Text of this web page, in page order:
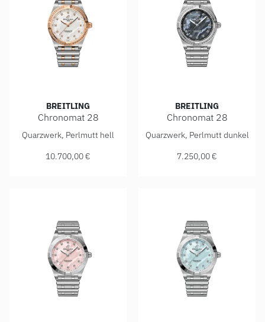
BREITLING
Chronomat 28
Breitling Chronomat 28, Ref: U72310531A1U1, Preis:
Quarzwerk, Perlmutt hell
10.700,00 €
BREITLING
Chronomat 28
Breitling Chronomat 28,
Quarzwerk, Perlmutt dunkel
7.250,00 €